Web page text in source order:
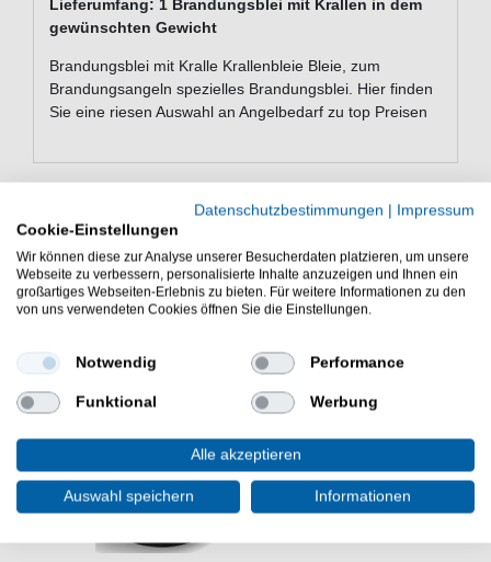
Lieferumfang: 1 Brandungsblei mit Krallen in dem
gewünschten Gewicht
Brandungsblei mit Kralle Krallenbleie Bleie, zum
Brandungsangeln spezielles Brandungsblei. Hier finden
Sie eine riesen Auswahl an Angelbedarf zu top Preisen
WEITERE INTERESSANTE ARTIKEL
Datenschutzbestimmungen | Impressum
Cookie-Einstellungen
Wir können diese zur Analyse unserer Besucherdaten platzieren, um unsere
Webseite zu verbessern, personalisierte Inhalte anzuzeigen und Ihnen ein
großartiges Webseiten-Erlebnis zu bieten. Für weitere Informationen zu den
von uns verwendeten Cookies öffnen Sie die Einstellungen.
Notwendig Performance
Funktional Werbung
Alle akzeptieren
Auswahl speichern Informationen